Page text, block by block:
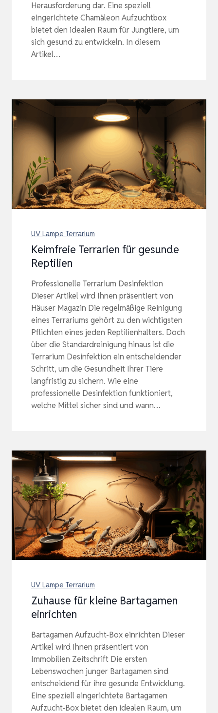
Herausforderung dar. Eine speziell
eingerichtete Chamäleon Aufzuchtbox
bietet den idealen Raum für Jungtiere, um
sich gesund zu entwickeln. In diesem
Artikel…
UV Lampe Terrarium
Keimfreie Terrarien für gesunde
Reptilien
Professionelle Terrarium Desinfektion
Dieser Artikel wird Ihnen präsentiert von
Häuser Magazin Die regelmäßige Reinigung
eines Terrariums gehört zu den wichtigsten
Pflichten eines jeden Reptilienhalters. Doch
über die Standardreinigung hinaus ist die
Terrarium Desinfektion ein entscheidender
Schritt, um die Gesundheit Ihrer Tiere
langfristig zu sichern. Wie eine
professionelle Desinfektion funktioniert,
welche Mittel sicher sind und wann…
UV Lampe Terrarium
Zuhause für kleine Bartagamen
einrichten
Bartagamen Aufzucht-Box einrichten Dieser
Artikel wird Ihnen präsentiert von
Immobilien Zeitschrift Die ersten
Lebenswochen junger Bartagamen sind
entscheidend für ihre gesunde Entwicklung.
Eine speziell eingerichtete Bartagamen
Aufzucht-Box bietet den idealen Raum, um